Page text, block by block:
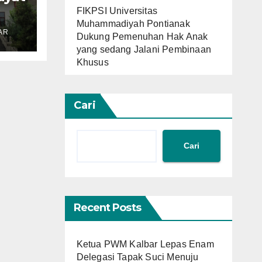
FIKPSI Universitas
Muhammadiyah Pontianak
Dukung Pemenuhan Hak Anak
yang sedang Jalani Pembinaan
Khusus
Cari
Cari
Recent Posts
Ketua PWM Kalbar Lepas Enam
Delegasi Tapak Suci Menuju